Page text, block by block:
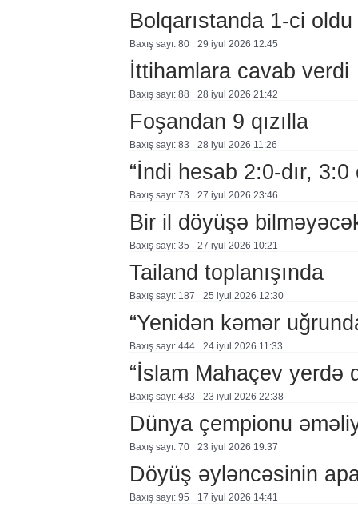
Bolqarıstanda 1-ci oldu
Baxış sayı: 80 29 i̇yul 2026 12:45
İttihamlara cavab verdi
Baxış sayı: 88 28 i̇yul 2026 21:42
Foşandan 9 qızılla
Baxış sayı: 83 28 i̇yul 2026 11:26
“İndi hesab 2:0-dır, 3:0
Baxış sayı: 73 27 i̇yul 2026 23:46
Bir il döyüşə
Baxış sayı: 35 27 i̇yul 2026 10:21
Tailand toplanışında
Baxış sayı: 187 25 i̇yul 2026 12:30
“Yenidən kəmər
Baxış sayı: 444 24 i̇yul 2026 11:33
“İslam Mahaçev yerdə
Baxış sayı: 483 23 i̇yul 2026 22:38
Dünya çempionu
Baxış sayı: 70 23 i̇yul 2026 19:37
Döyüş əyləncəsinin
Baxış sayı: 95 17 i̇yul 2026 14:41